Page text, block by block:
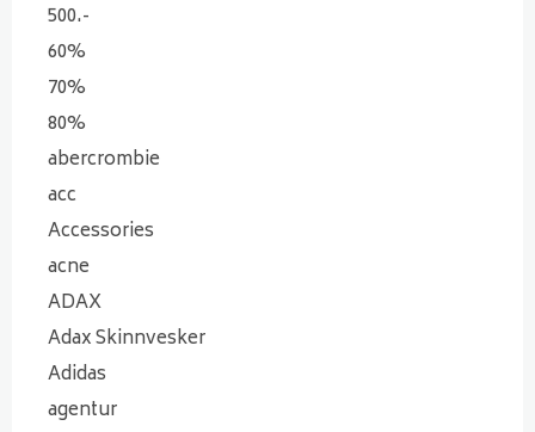
500.-
60%
70%
80%
abercrombie
acc
Accessories
acne
ADAX
Adax Skinnvesker
Adidas
agentur